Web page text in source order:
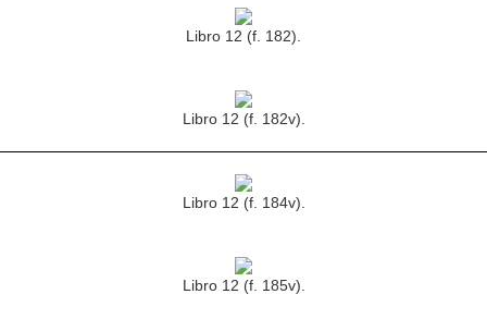
Libro 12 (f. 182).
Libro 12 (f. 182v).
Libro 12 (f. 184v).
Libro 12 (f. 185v).